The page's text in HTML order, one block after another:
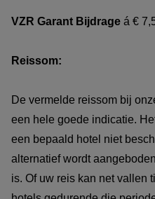
VZR Garant Bijdrage á €
Reissom:
De vermelde reissom bij
een hele goede indicatie.
een bepaald hotel niet
alternatief wordt
is. Of uw reis kan net vallen